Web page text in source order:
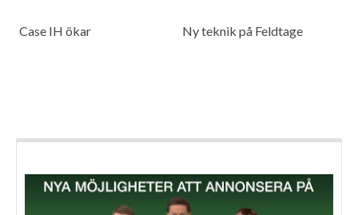
Case IH ökar Ny teknik på Feldtage